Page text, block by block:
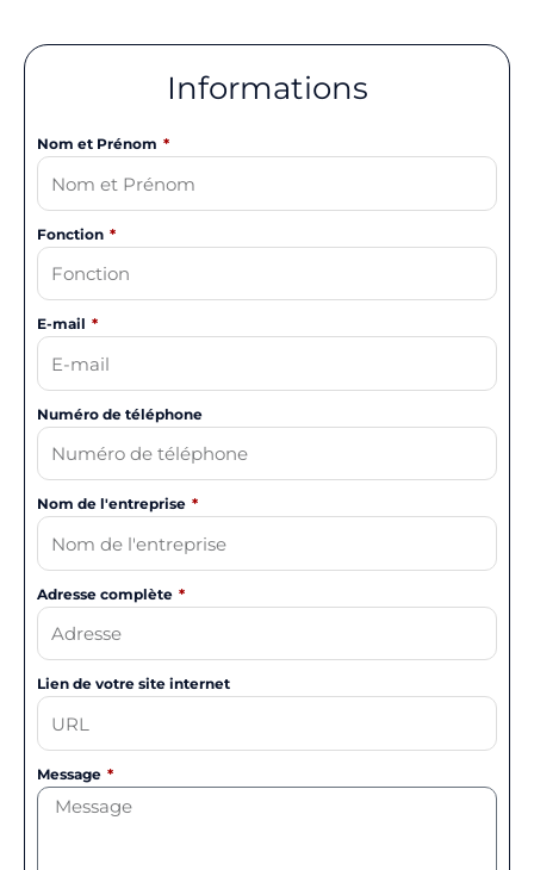
Informations
Nom et Prénom
Fonction
E-mail
Numéro de téléphone
Nom de l'entreprise
Adresse complète
Lien de votre site internet
Message